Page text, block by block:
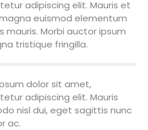
adipiscing elit. Mauris et
euismod elementum
mauris. Morbi auctor ipsum
tristique fringilla.
dolor sit amet,
adipiscing elit. Mauris
nisl dui, eget sagittis nunc
ac.